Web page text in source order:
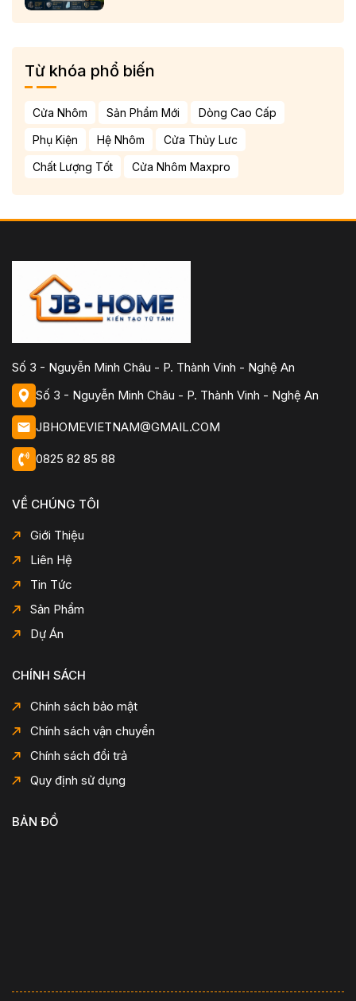
Từ khóa phổ biến
Cửa Nhôm Sản Phẩm Mới
Dòng Cao Cấp
Phụ Kiện
Hệ Nhôm
Cửa Thủy Lưc
Chất Lượng Tốt
Cửa Nhôm Maxpro
Số 3 - Nguyễn Minh Châu - P. Thành Vinh - Nghệ An
Số 3 - Nguyễn Minh Châu - P. Thành Vinh - Nghệ An
JBHOMEVIETNAM@GMAIL.COM
0825 82 85 88
VỀ CHÚNG TÔI
Giới Thiệu
Liên Hệ
Tin Tức
Sản Phẩm
Dự Án
CHÍNH SÁCH
Chính sách bảo mật
Chính sách vận chuyển
Chính sách đổi trả
Quy định sử dụng
BẢN ĐỒ